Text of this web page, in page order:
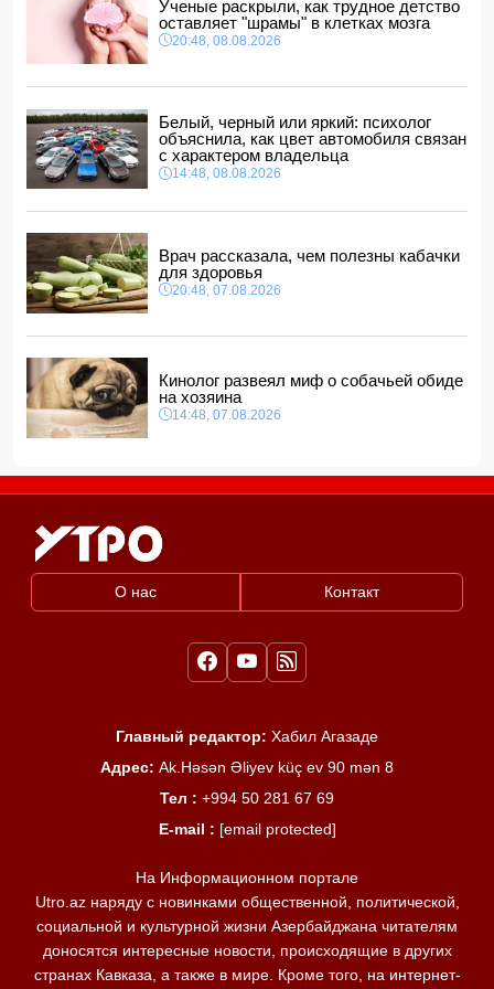
области
14:04, 08.08.2026
Прогноз погоды в Азербайджане на 9 августа
14:00, 08.08.2026
Никол Пашинян позвонил Ильхаму Алиеву
12:48, 08.08.2026
СМИ: США ищут на Кубе фигуру для повторения
"венесуэльского сценария"
Ученые раскрыли, как трудное детство
оставляет "шрамы" в клетках мозга
20:48, 08.08.2026
Белый, черный или яркий: психолог
объяснила, как цвет автомобиля связан
с характером владельца
14:48, 08.08.2026
Врач рассказала, чем полезны кабачки
для здоровья
20:48, 07.08.2026
Кинолог развеял миф о собачьей обиде
на хозяина
14:48, 07.08.2026
О нас Контакт
Главный редактор: Хабил Агазаде
Адрес: Ak.Həsən Əliyev küç ev 90 mən 8
Тел : +994 50 281 67 69
E-mail : [email protected]
На Информационном портале
Utro.az наряду с новинками общественной, политической,
социальной и культурной жизни Азербайджана читателям
доносятся интересные новости, происходящие в других
странах Кавказа, а также в мире. Кроме того, на интернет-